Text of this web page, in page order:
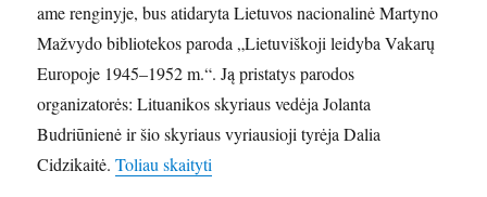
ame renginyje, bus atidaryta Lietuvos nacionalinė Martyno
Mažvydo bibliotekos paroda „Lietuviškoji leidyba Vakarų
Europoje 1945–1952 m.“. Ją pristatys parodos
organizatorės: Lituanikos skyriaus vedėja Jolanta
Budriūnienė ir šio skyriaus vyriausioji tyrėja Dalia
Cidzikaitė.Toliau skaityti